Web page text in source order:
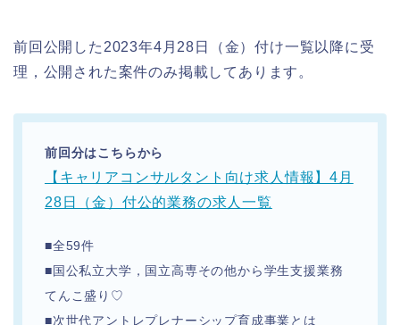
前回公開した2023年4月28日（金）付け一覧以降に受
理，公開された案件のみ掲載してあります。
前回分はこちらから
【キャリアコンサルタント向け求人情報】4月
28日（金）付公的業務の求人一覧
■全59件
■国公私立大学，国立高専その他から学生支援業務
てんこ盛り♡
■次世代アントレプレナーシップ育成事業とは